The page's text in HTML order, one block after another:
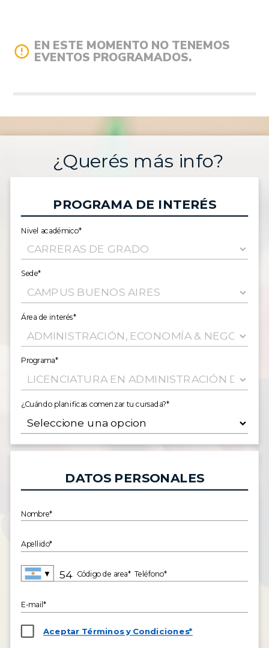
error_outline EN ESTE MOMENTO NO TENEMOS
EVENTOS PROGRAMADOS.
¿Querés más info?
PROGRAMA DE INTERÉS
Nivel académico*
Sede*
Área de interés*
Programa*
¿Cuándo planificas comenzar tu cursada?*
DATOS PERSONALES
Nombre*
Apellido*
▼ Código de area* Teléfono*
E-mail*
Aceptar Términos y Condiciones*